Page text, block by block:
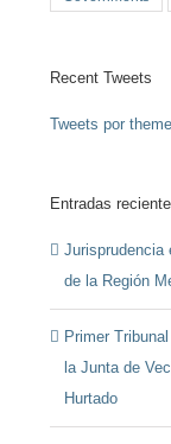
Recent Tweets
Tweets por
Entradas
Jurisprudencia
de la Región
Primer
la Junta de
Hurtado